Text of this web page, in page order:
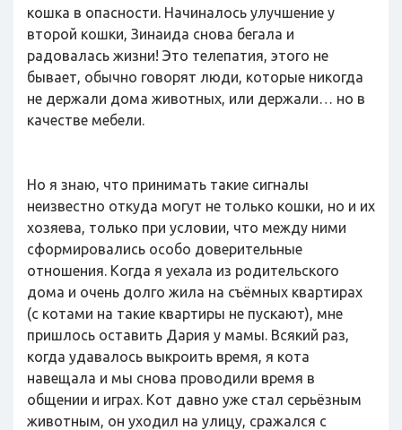
кошка в опасности. Начиналось улучшение у
второй кошки, Зинаида снова бегала и
радовалась жизни! Это телепатия, этого не
бывает, обычно говорят люди, которые никогда
не держали дома животных, или держали… но в
качестве мебели.
Но я знаю, что принимать такие сигналы
неизвестно откуда могут не только кошки, но и их
хозяева, только при условии, что между ними
сформировались особо доверительные
отношения. Когда я уехала из родительского
дома и очень долго жила на съёмных квартирах
(с котами на такие квартиры не пускают), мне
пришлось оставить Дария у мамы. Всякий раз,
когда удавалось выкроить время, я кота
навещала и мы снова проводили время в
общении и играх. Кот давно уже стал серьёзным
животным, он уходил на улицу, сражался с